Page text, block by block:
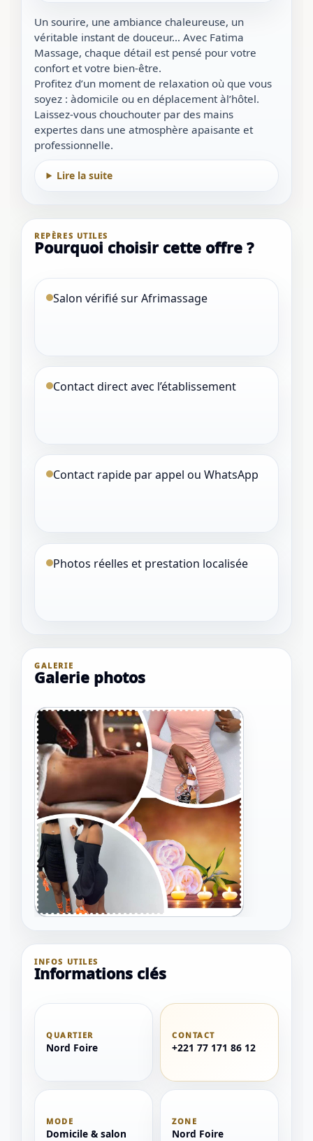
Un sourire, une ambiance chaleureuse, un
véritable instant de douceur… Avec Fatima
Massage, chaque détail est pensé pour votre
confort et votre bien-être.
Profitez d’un moment de relaxation où que vous
soyez : àdomicile ou en déplacement àl’hôtel.
Laissez-vous chouchouter par des mains
expertes dans une atmosphère apaisante et
professionnelle.
Lire la suite
REPÈRES UTILES
Pourquoi choisir cette offre ?
Salon vérifié sur Afrimassage
Contact direct avec l’établissement
Contact rapide par appel ou WhatsApp
Photos réelles et prestation localisée
GALERIE
Galerie photos
INFOS UTILES
Informations clés
QUARTIER
Nord Foire
CONTACT
+221 77 171 86 12
MODE
Domicile & salon
ZONE
Nord Foire